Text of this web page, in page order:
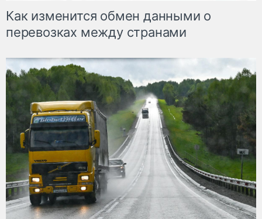
Как изменится обмен данными о
перевозках между странами